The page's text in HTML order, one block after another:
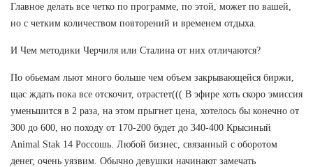
Главное делать все четко по программе, по этой, может по вашей,
но с четким количеством повторений и временем отдыха.
И Чем методики Черчиля или Сталина от них отличаются?
По обьемам льют много больше чем объем закрывающейся биржи,
щас ждать пока все отскочит, отрастет((( В эфире хоть скоро эмиссия
уменьшится в 2 раза, на этом прыгнет цена, хотелось бы конечно от
300 до 600, но походу от 170-200 будет до 340-400 Крысиный
Animal Stak 14 Россошь. Любой бизнес, связанный с оборотом
денег, очень уязвим. Обычно девушки начинают замечать